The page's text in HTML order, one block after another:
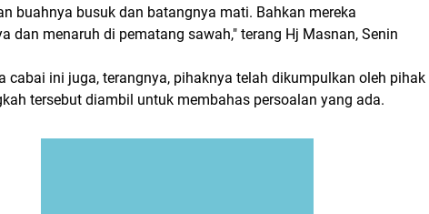
buahnya busuk dan batangnya mati. Bahkan mereka
dan menaruh di pematang sawah," terang Hj Masnan, Senin
cabai ini juga, terangnya, pihaknya telah dikumpulkan oleh pihak
tersebut diambil untuk membahas persoalan yang ada.